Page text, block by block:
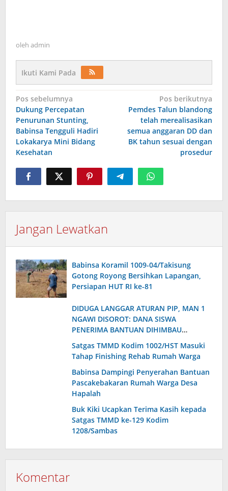
oleh admin
Ikuti Kami Pada
Navigasi
pos
Pos sebelumnya
Dukung Percepatan
Penurunan Stunting,
Babinsa Tengguli Hadiri
Lokakarya Mini Bidang
Kesehatan
Pos berikutnya
Pemdes Talun blandong
telah merealisasikan
semua anggaran DD dan
BK tahun sesuai dengan
prosedur
Jangan Lewatkan
Babinsa Koramil 1009-04/Takisung
Gotong Royong Bersihkan Lapangan,
Persiapan HUT RI ke-81
DIDUGA LANGGAR ATURAN PIP, MAN 1
NGAWI DISOROT: DANA SISWA
PENERIMA BANTUAN DIHIMBAU
Satgas TMMD Kodim 1002/HST Masuki
Tahap Finishing Rehab Rumah Warga
Babinsa Dampingi Penyerahan Bantuan
Pascakebakaran Rumah Warga Desa
Hapalah
Buk Kiki Ucapkan Terima Kasih kepada
Satgas TMMD ke-129 Kodim
1208/Sambas
Komentar